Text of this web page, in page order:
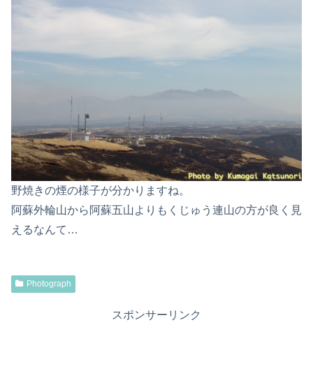
野焼きの煙の様子が分かりますね。
阿蘇外輪山から阿蘇五山よりもくじゅう連山の方が良く見
えるなんて…
Photograph
スポンサーリンク